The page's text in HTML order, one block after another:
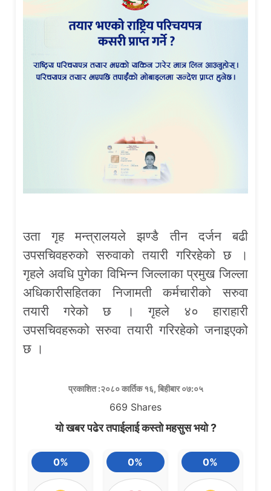
उता गृह मन्त्रालयले झण्डै तीन दर्जन बढी
उपसचिवहरुको सरुवाको तयारी गरिरहेको छ ।
गृहले अवधि पुगेका विभिन्न जिल्लाका प्रमुख जिल्ला
अधिकारीसहितका निजामती कर्मचारीको सरुवा
तयारी गरेको छ । गृहले ४० हाराहारी
उपसचिवहरूको सरुवा तयारी गरिरहेको जनाइएको
छ ।
प्रकाशित :२०८० कार्तिक १६, बिहीबार ०७:०५
669 Shares
यो खबर पढेर तपाईलाई कस्तो महसुस भयो ?
0% 0% 0%